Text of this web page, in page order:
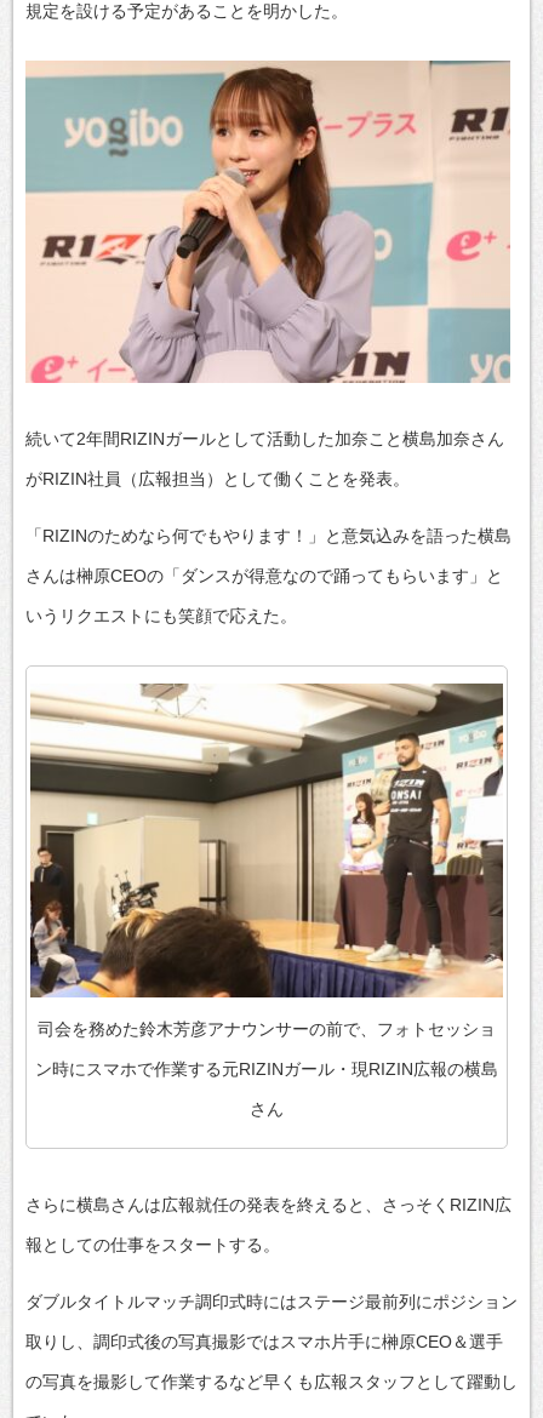
規定を設ける予定があることを明かした。
続いて2年間RIZINガールとして活動した加奈こと横島加奈さん
がRIZIN社員（広報担当）として働くことを発表。
「RIZINのためなら何でもやります！」と意気込みを語った横島
さんは榊󠄀原CEOの「ダンスが得意なので踊ってもらいます」と
いうリクエストにも笑顔で応えた。
司会を務めた鈴木芳彦アナウンサーの前で、フォトセッショ
ン時にスマホで作業する元RIZINガール・現RIZIN広報の横島
さん
さらに横島さんは広報就任の発表を終えると、さっそくRIZIN広
報としての仕事をスタートする。
ダブルタイトルマッチ調印式時にはステージ最前列にポジション
取りし、調印式後の写真撮影ではスマホ片手に榊󠄀原CEO＆選手
の写真を撮影して作業するなど早くも広報スタッフとして躍動し